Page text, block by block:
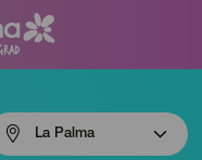
La Palma